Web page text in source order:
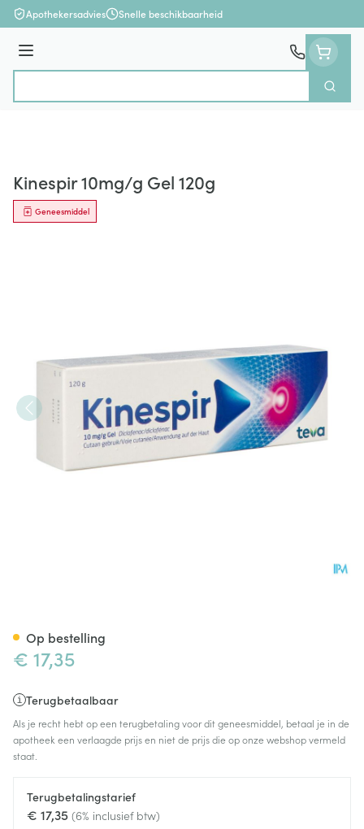
Ga naar de inhoud
Apothekersadvies Snelle beschikbaarheid
Menu
Zoek
Kinespir 10mg/g Gel 120g
Geneesmiddel
€ 17,35
Terugbetaalbaar
Als je recht hebt op een terugbetaling voor dit geneesmiddel, betaal je in de
apotheek een verlaagde prijs en niet de prijs die op onze webshop vermeld
staat.
Terugbetalingstarief
€ 17,35 (6% inclusief btw)
Op bestelling